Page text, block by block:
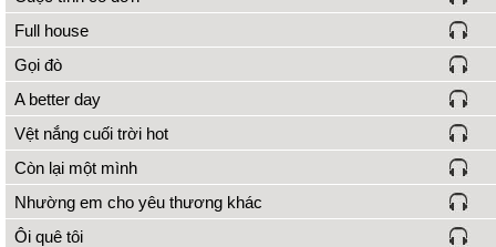
Full house
Gọi đò
A better day
Vệt nắng cuối trời hot
Còn lại một mình
Nhường em cho yêu thương khác
Ôi quê tôi